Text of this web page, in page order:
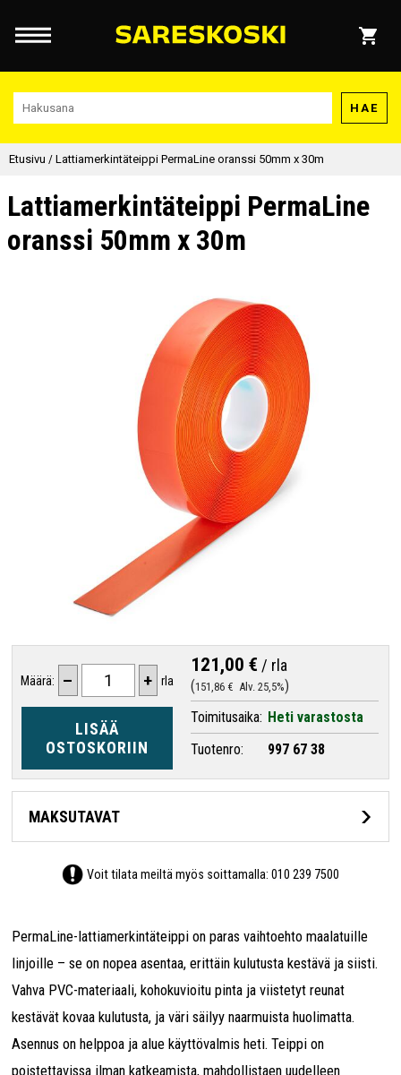
HAE
Etusivu / Lattiamerkintäteippi PermaLine oranssi 50mm x 30m
Lattiamerkintäteippi PermaLine
oranssi 50mm x 30m
Määrä: – + rla
LISÄÄ
OSTOSKORIIN
121,00 € / rla
151,86 € Alv. 25,5%
Toimitusaika: Heti varastosta
Tuotenro:
997 67 38
MAKSUTAVAT
Voit tilata meiltä myös soittamalla:010 239 7500
PermaLine-lattiamerkintäteippi on paras vaihtoehto maalatuille
linjoille – se on nopea asentaa, erittäin kulutusta kestävä ja siisti.
Vahva PVC-materiaali, kohokuvioitu pinta ja viistetyt reunat
kestävät kovaa kulutusta, ja väri säilyy naarmuista huolimatta.
Asennus on helppoa ja alue käyttövalmis heti. Teippi on
poistettavissa ilman katkeamista, mahdollistaen uudelleen